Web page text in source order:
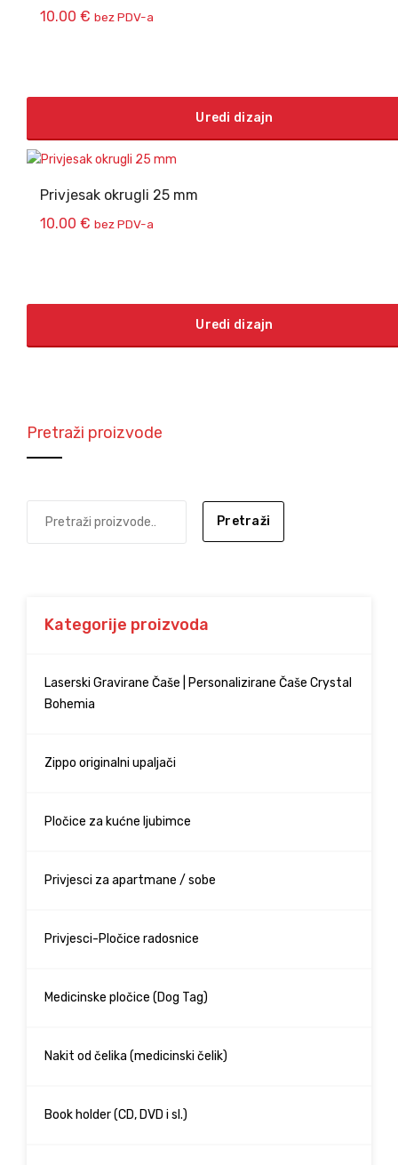
10.00 € bez PDV-a
Uredi dizajn
Privjesak okrugli 25 mm
10.00 € bez PDV-a
Uredi dizajn
Pretraži proizvode
Pretraži
Kategorije proizvoda
Laserski Gravirane Čaše | Personalizirane Čaše Crystal
Bohemia
Zippo originalni upaljači
Pločice za kućne ljubimce
Privjesci za apartmane / sobe
Privjesci-Pločice radosnice
Medicinske pločice (Dog Tag)
Nakit od čelika (medicinski čelik)
Book holder (CD, DVD i sl.)